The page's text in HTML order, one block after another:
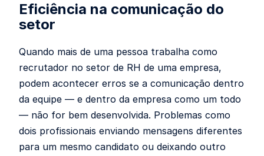
Eficiência na comunicação do
setor
Quando mais de uma pessoa trabalha como
recrutador no setor de RH de uma empresa,
podem acontecer erros se a comunicação dentro
da equipe — e dentro da empresa como um todo
— não for bem desenvolvida. Problemas como
dois profissionais enviando mensagens diferentes
para um mesmo candidato ou deixando outro